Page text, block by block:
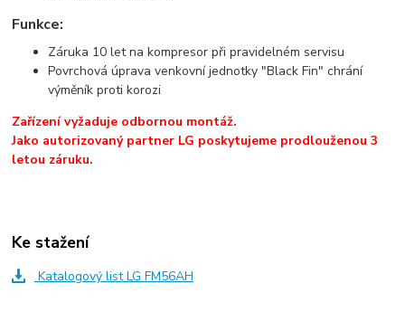
Funkce:
Záruka 10 let na kompresor při pravidelném servisu
Povrchová úprava venkovní jednotky "Black Fin" chrání
výměník proti korozi
Zařízení vyžaduje odbornou montáž.
Jako autorizovaný partner LG poskytujeme prodlouženou 3
letou záruku.
Ke stažení
Katalogový list LG FM56AH